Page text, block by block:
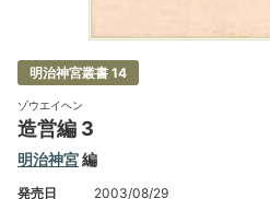
明治神宮叢書 14
ゾウエイヘン
造営編 3
明治神宮編
発売日
2003/08/29